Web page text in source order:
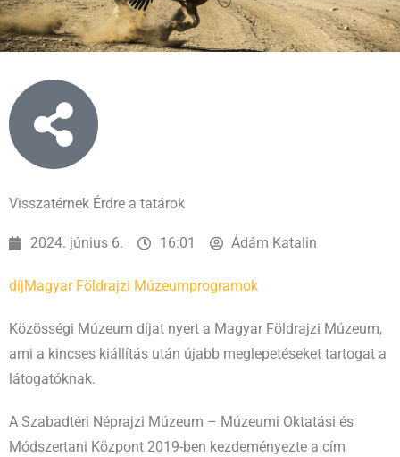
Visszatérnek Érdre a tatárok
2024. június 6. 16:01 Ádám Katalin
díjMagyar Földrajzi Múzeumprogramok
Közösségi Múzeum díjat nyert a Magyar Földrajzi Múzeum,
ami a kincses kiállítás után újabb meglepetéseket tartogat a
látogatóknak.
A Szabadtéri Néprajzi Múzeum – Múzeumi Oktatási és
Módszertani Központ 2019-ben kezdeményezte a cím